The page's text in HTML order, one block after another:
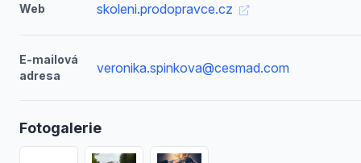
Web skoleni.prodopravce.cz
E-mailová
adresa
veronika.spinkova@cesmad.com
Fotogalerie